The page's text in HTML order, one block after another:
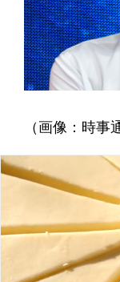
（画像：時事